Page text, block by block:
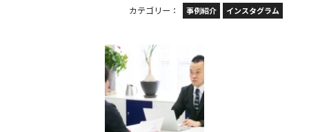
カテゴリー： 事例紹介 インスタグラム